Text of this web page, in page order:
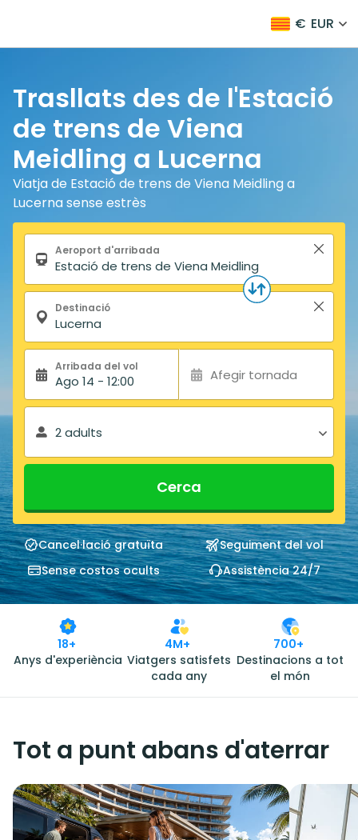
€ EUR
Trasllats des de l'Estació
de trens de Viena
Meidling a Lucerna
Viatja de Estació de trens de Viena Meidling a
Lucerna sense estrès
Formulari de cerca
Aeroport d'arribada
Destinació
Arribada del vol
Ago 14 - 12:00 Afegir tornada
2 adults
Cerca
Cancel·lació gratuïta
Seguiment del vol
Sense costos ocults
Assistència 24/7
18+
Anys d'experiència
4M+
Viatgers satisfets
cada any
700+
Destinacions a tot
el món
Tot a punt abans d'aterrar